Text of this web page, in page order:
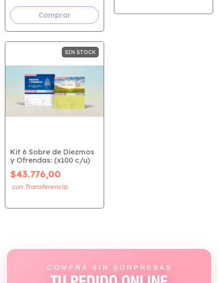
SIN STOCK
Kit 6 Sobre de Diezmos
y Ofrendas: (x100 c/u)
$43.776,00